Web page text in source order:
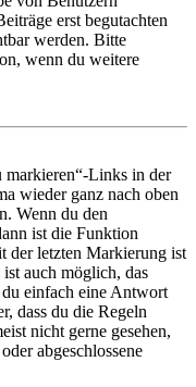
erst begutachten
werden. Bitte
wenn du weitere
markieren“-Links in der
wieder ganz nach oben
Wenn du den
ist die Funktion
der letzten Markierung ist
auch möglich, das
einfach eine Antwort
dass du die Regeln
nicht gerne gesehen,
abgeschlossene